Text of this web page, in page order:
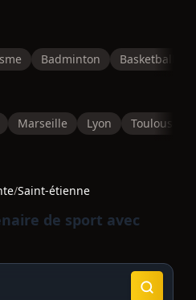
Badminton Basketball
Marseille Lyon Toulouse
/Saint-étienne
de sport avec